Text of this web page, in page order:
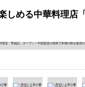
しめる中華料理店